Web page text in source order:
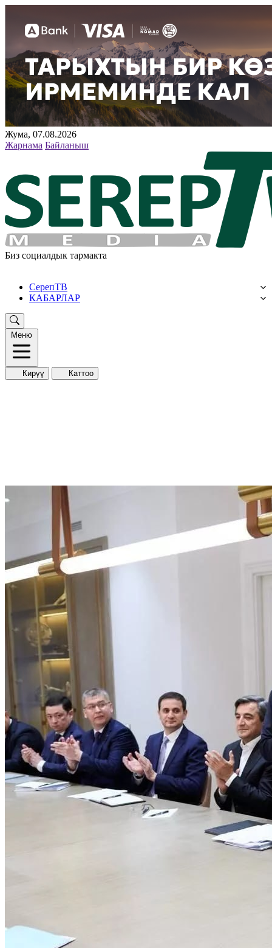
Жума, 07.08.2026
Жарнама Байланыш
Биз социалдык тармакта
СерепТВ
КАБАРЛАР
Меню
Кирүү Каттоо